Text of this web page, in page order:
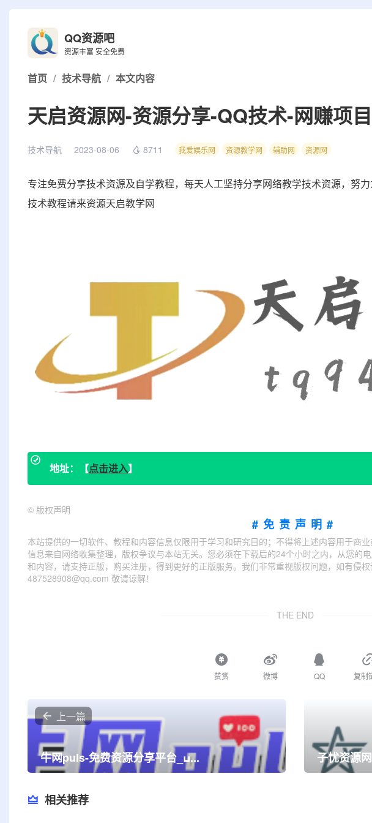
QQ资源吧
资源丰富 安全免费
首页 / 技术导航 / 本文内容
天启资源网-资源分享-QQ技术-网赚项目
技术导航 2023-08-06 8711 我爱娱乐网 资源教学网 辅助网 资源网
专注免费分享技术资源及自学教程，每天人工坚持分享网络教学技术资源，努
技术教程请来资源天启教学网
地址：【点击进入】
© 版权声明
#免责声明#
本站提供的一切软件、教程和内容信息仅限用于学习和研究目的；不得将上述内容用于商
信息来自网络收集整理，版权争议与本站无关。您必须在下载后的24个小时之内，从您的
和内容，请支持正版，购买注册，得到更好的正版服务。我们非常重视版权问题，如有侵权
487528908@qq.com 敬请谅解！
THE END
赞赏 微博 QQ 复制
上一篇
牛网puls-免费资源分享平台_ߎ...
相关推荐